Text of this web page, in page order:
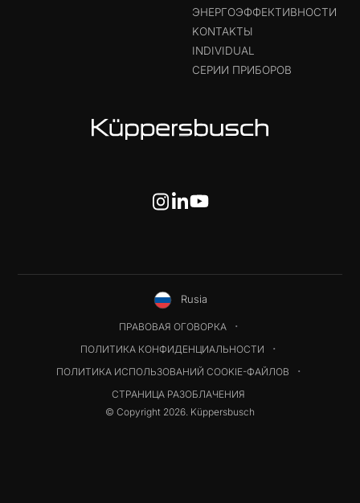
ЭНЕРГОЭФФЕКТИВНОСТИ
KONTAKTЫ
INDIVIDUAL
СЕРИИ ПРИБОРОВ
Rusia
ПРАВОВАЯ ОГОВОРКА
ПОЛИТИКА КОНФИДЕНЦИАЛЬНОСТИ
ПОЛИТИКА ИСПОЛЬЗОВАНИЙ COOKIE-ФАЙЛОВ
СТРАНИЦА РАЗОБЛАЧЕНИЯ
© Copyright 2026. Küppersbusch